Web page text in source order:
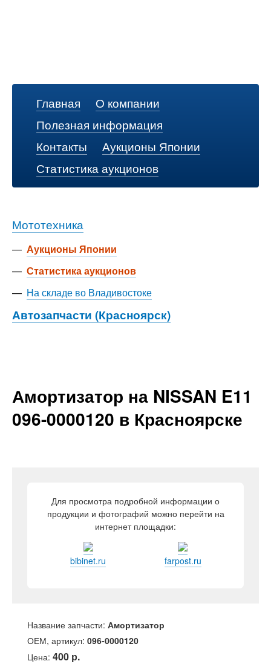
Главная
О компании
Полезная информация
Контакты
Аукционы Японии
Статистика аукционов
Мототехника
— Аукционы Японии
— Статистика аукционов
— На складе во Владивостоке
Автозапчасти (Красноярск)
Амортизатор на NISSAN E11
096-0000120 в Красноярске
Для просмотра подробной информации о
продукции и фотографий можно перейти на
интернет площадки:
bibinet.ru farpost.ru
Название запчасти: Амортизатор
ОЕМ, артикул: 096-0000120
Цена: 400 р.